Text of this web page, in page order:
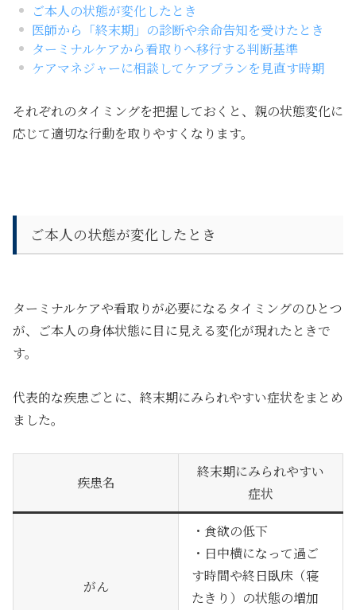
ご本人の状態が変化したとき
医師から「終末期」の診断や余命告知を受けたとき
ターミナルケアから看取りへ移行する判断基準
ケアマネジャーに相談してケアプランを見直す時期
それぞれのタイミングを把握しておくと、親の状態変化に
応じて適切な行動を取りやすくなります。
ご本人の状態が変化したとき
ターミナルケアや看取りが必要になるタイミングのひとつ
が、
ご本人の身体状態に目に見える変化が現れたときで
す。
代表的な疾患ごとに、終末期にみられやすい症状をまとめ
ました。
疾患名
終末期にみられやすい
症状
がん
・食欲の低下
・日中横になって過ご
す時間や終日臥床（寝
たきり）の状態の増加